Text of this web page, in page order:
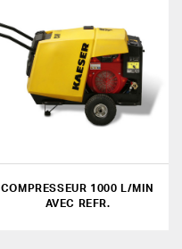
COMPRESSEUR 1000 L/MIN
AVEC REFR.